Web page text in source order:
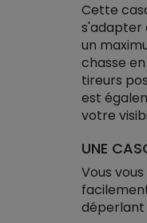
Cette
s'adapter
un
chasse
tireurs
est
votre
UNE
Vous